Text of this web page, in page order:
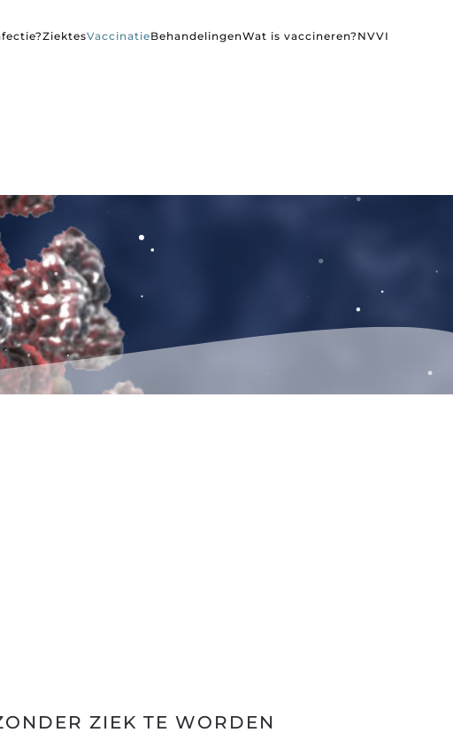
ZiektesVaccinatieBehandelingenWat is vaccineren? NVVI
ZIEK TE WORDEN